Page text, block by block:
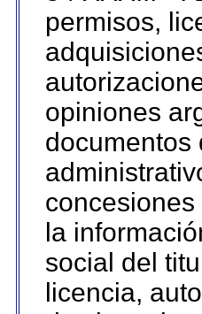
permisos,
opiniones
documentos
la
social del
licencia,